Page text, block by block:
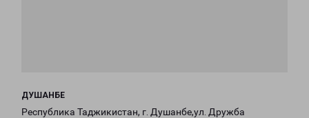
ДУШАНБЕ
Республика Таджикистан, г. Душанбе,ул. Дружба